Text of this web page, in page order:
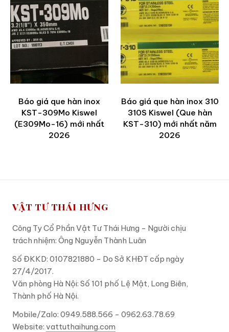
Báo giá que hàn inox
KST-309Mo Kiswel
(E309Mo-16) mới nhất
2026
Báo giá que hàn inox 310
310S Kiswel (Que hàn
KST-310) mới nhất năm
2026
VẬT TƯ THÁI HƯNG
Công Ty Cổ Phần Vật Tư Thái Hưng - Người chịu
trách nhiệm: Ông Nguyễn Thành Luân
Số ĐKKD: 0107821880 - Do Sở KHĐT cấp ngày
27/4/2017.
Văn phòng Hà Nội: Số 101 phố Lệ Mật, Long Biên,
Thành phố Hà Nội.
Mobile/Zalo: 0949.588.566 - 0962.63.78.69
Website: vattuthaihung.com